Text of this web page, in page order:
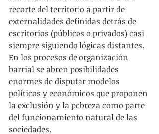
recorte del territorio a partir de
externalidades definidas detrás de
escritorios (públicos o privados) casi
siempre siguiendo lógicas distantes.
En los procesos de organización
barrial se abren posibilidades
enormes de disputar modelos
políticos y económicos que proponen
la exclusión y la pobreza como parte
del funcionamiento natural de las
sociedades.